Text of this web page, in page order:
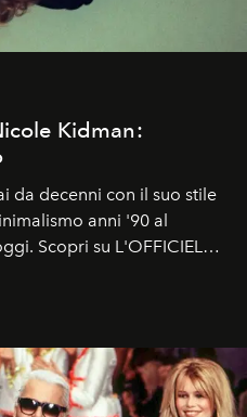
Kidman:
da decenni con il suo stile
anni '90 al
Scopri su L'OFFICIEL